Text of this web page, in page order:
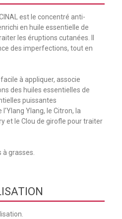
est le concentré anti-
en huile essentielle de
les éruptions cutanées. Il
des imperfections, tout en
à appliquer, associe
des huiles essentielles de
puissantes
Ylang, le Citron, la
et le Clou de girofle pour traiter
grasses.